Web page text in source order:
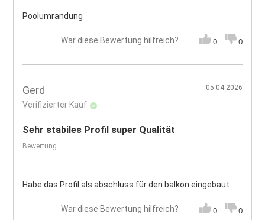
Poolumrandung
War diese Bewertung hilfreich? 0 0
Gerd
Verifizierter Kauf
05.04.2026
Sehr stabiles Profil super Qualität
Bewertung
Habe das Profil als abschluss für den balkon eingebaut
War diese Bewertung hilfreich? 0 0